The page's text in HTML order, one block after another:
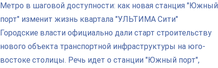
Метро в шаговой доступности: как новая станция "Южный
порт" изменит жизнь квартала "УЛЬТИМА Сити"
Городские власти официально дали старт строительству
нового объекта транспортной инфраструктуры на юго-
востоке столицы. Речь идет о станции "Южный порт",